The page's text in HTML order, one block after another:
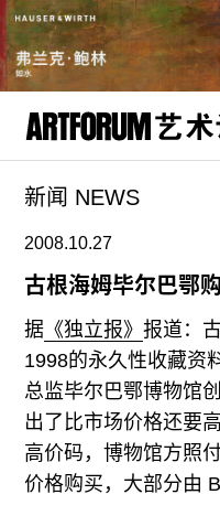
artguide
新闻
展评
杂志
专栏
视频
ENGLISH
ART & EDUCATION
新闻 NEWS
2008.10.27
古根海姆毕尔巴鄂
据 《独立报》报道：
1998的永久性收藏资
总监毕尔巴鄂博物馆
出了比市场价格还要
高价码，博物馆方照
价格购买，大部分由